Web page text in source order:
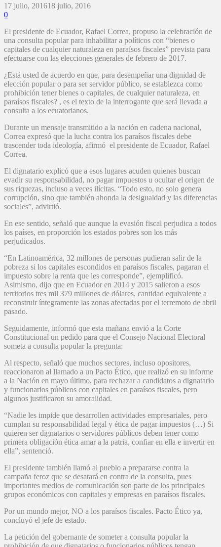
17 julio, 201618 julio, 2016
0
El presidente de Ecuador, Rafael Correa, propuso la celebración de
una consulta popular para inhabilitar a políticos con “bienes o
capitales de cualquier naturaleza en paraísos fiscales” prevista para
efectuarse con las elecciones generales de febrero de 2017.
¿Está usted de acuerdo en que, para desempeñar una dignidad de
elección popular o para ser servidor público, se establezca como
prohibición tener bienes o capitales, de cualquier naturaleza, en
paraísos fiscales? , es el texto de la interrogante que será llevada a
consulta a los ecuatorianos.
Durante un mensaje transmitido a la nación en cadena nacional,
Correa expresó que la lucha contra los paraísos fiscales debe
trascender toda ideología, afirmó el presidente de Ecuador, Rafael
Correa.
El dignatario explicó que a esos lugares acuden quienes buscan
evadir su responsabilidad, no pagar impuestos u ocultar el origen de
sus riquezas, incluso a veces ilícitas. “Todo esto, no solo genera
corrupción, sino que también ahonda la desigualdad y las diferencias
sociales”, advirtió.
En ese sentido, señaló que aunque la evasión fiscal perjudica a todos
los países, en proporción los estados pobres son los más
perjudicados.
“En Latinoamérica, 32 millones de personas pudieran salir de la
pobreza si los capitales escondidos en paraísos fiscales, pagaran el
impuesto sobre la renta que les corresponde”, ejemplificó.
Asimismo, dijo que en Ecuador en 2014 y 2015 salieron a esos
territorios tres mil 379 millones de dólares, cantidad equivalente a
reconstruir íntegramente las zonas afectadas por el terremoto de abril
pasado.
Seguidamente, informó que esta mañana envió a la Corte
Constitucional un pedido para que el Consejo Nacional Electoral
someta a consulta popular la pregunta:
Al respecto, señaló que muchos sectores, incluso opositores,
reaccionaron al llamado a un Pacto Ético, que realizó en su informe
a la Nación en mayo último, para rechazar a candidatos a dignatario
y funcionarios públicos con capitales en paraísos fiscales, pero
algunos justificaron su amoralidad.
“Nadie les impide que desarrollen actividades empresariales, pero
cumplan su responsabilidad legal y ética de pagar impuestos (…) Si
quieren ser dignatarios o servidores públicos deben tener como
primera obligación ética amar a la patria, confiar en ella e invertir en
ella”, sentenció.
El presidente también llamó al pueblo a prepararse contra la
campaña feroz que se desatará en contra de la consulta, pues
importantes medios de comunicación son parte de los principales
grupos económicos con capitales y empresas en paraísos fiscales.
Por un mundo mejor, NO a los paraísos fiscales. Pacto Ético ya,
concluyó el jefe de estado.
La petición del gobernante de someter a consulta popular la